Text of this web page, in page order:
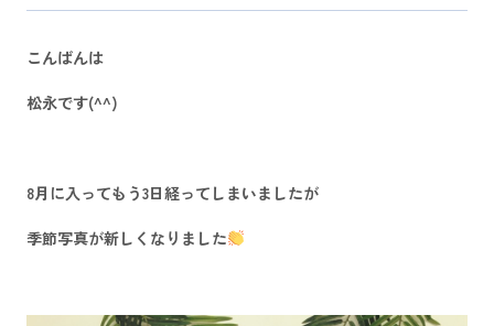
こんばんは
松永です(^^)
8月に入ってもう3日経ってしまいましたが
季節写真が新しくなりました